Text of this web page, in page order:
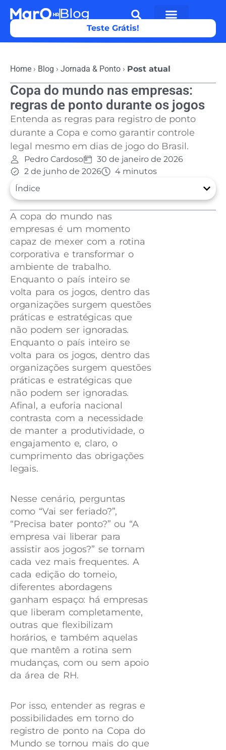
Teste Grátis!
Home › Blog › Jornada & Ponto › Post atual
Copa do mundo nas empresas:
regras de ponto durante os jogos
Entenda as regras para registro de ponto
durante a Copa e como garantir controle
legal mesmo em dias de jogo do Brasil.
Pedro Cardoso
30 de janeiro de 2026
2 de junho de 2026
4 minutos
Índice
A copa do mundo nas
empresas é um momento
capaz de mexer com a rotina
corporativa e transformar o
ambiente de trabalho.
Enquanto o país inteiro se
volta para os jogos, dentro das
organizações surgem questões
práticas e estratégicas que
não podem ser ignoradas.
Enquanto o país inteiro se
volta para os jogos, dentro das
organizações surgem questões
práticas e estratégicas que
não podem ser ignoradas.
Afinal, a euforia nacional
contrasta com a necessidade
de manter a produtividade, o
engajamento e, claro, o
cumprimento das obrigações
legais.
Nesse cenário, perguntas
como “Vai ser feriado?”,
“Precisa bater ponto?” ou “A
empresa vai liberar para
assistir aos jogos?” se tornam
cada vez mais frequentes. A
cada edição do torneio,
diferentes abordagens
ganham espaço: há empresas
que liberam completamente,
outras que flexibilizam
horários, e também aquelas
que mantêm a rotina sem
mudanças, com ou sem apoio
da área de RH.
Por isso, entender as regras e
possibilidades em torno do
registro de ponto na Copa do
Mundo se tornou mais do que